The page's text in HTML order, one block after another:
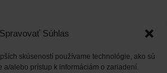
Spravovať Súhlas
skúseností používame technológie, ako sú
a/alebo prístup k informáciám o zariadení.